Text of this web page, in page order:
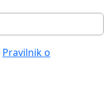
Pravilnik o